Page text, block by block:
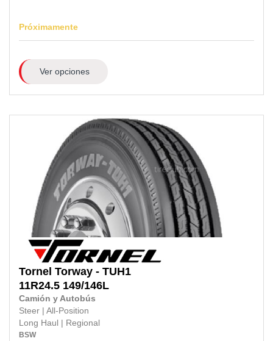
Próximamente
Ver opciones
Tornel Torway - TUH1
11R24.5 149/146L
Camión y Autobús
Steer
All-Position
Long Haul
Regional
BSW